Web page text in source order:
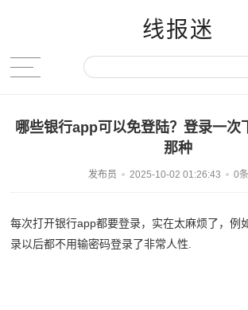
线报迷
哪些银行app可以免登陆？登录一次
那种
发布员 2025-10-02 01:26:43 0
每次打开银行app都要登录，实在太麻烦了，例
录以后都不用输密码登录了非常人性.